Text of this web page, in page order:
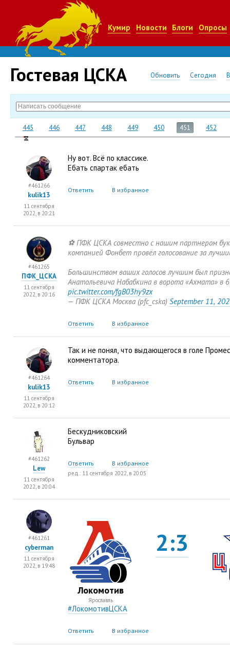
Кумир Новости Блоги Опросы
Гостевая ЦСКА Обновить Сегодня
445 446 447 448 449 450 451 452
Ну вот. Всё по классике.
Ебать спартак ебать
Ответить В избранное
#461266
kulik13
11 сентября
2022, в 20:21
⚽️ ПФК ЦСКА совместно с нашим партнером
компанией Фонбет провёл голосование за
Большинством ваших голосов лучшим был
Анатольевича Набабкина в ворота «Ахмата» в 6
pic.twitter.com/fgB03hy9zx
— ПФК ЦСКА Москва (pfc_cska) September 11,
Ответить В избранное
#461265
ПФК_ЦСКА
11 сентября
2022, в 20:16
Так и не понял, что выдающегося в голе
комментатора.
Ответить В избранное
#461264
kulik13
11 сентября
2022, в 20:12
Бескудниковский
Бульвар
Ответить В избранное
ред.: 11 сентября 2022, в 20:05
#461262
Lew
11 сентября
2022, в 20:04
Локомотив
Ярославль
2:3
#ЛокомотивЦСКА
Ответить В избранное
#461261
cyberman
11 сентября
2022, в 19:48